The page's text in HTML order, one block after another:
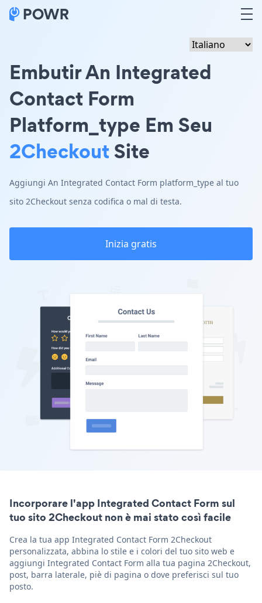
Embutir An Integrated
Contact Form
Platform_type Em Seu
2CheckoutSite
Aggiungi An Integrated Contact Form platform_type al tuo
sito 2Checkout senza codifica o mal di testa.
Inizia gratis
Incorporare l'app Integrated Contact Form sul
tuo sito 2Checkout non è mai stato così facile
Crea la tua app Integrated Contact Form 2Checkout
personalizzata, abbina lo stile e i colori del tuo sito web e
aggiungi Integrated Contact Form alla tua pagina 2Checkout,
post, barra laterale, piè di pagina o dove preferisci sul tuo
posto.